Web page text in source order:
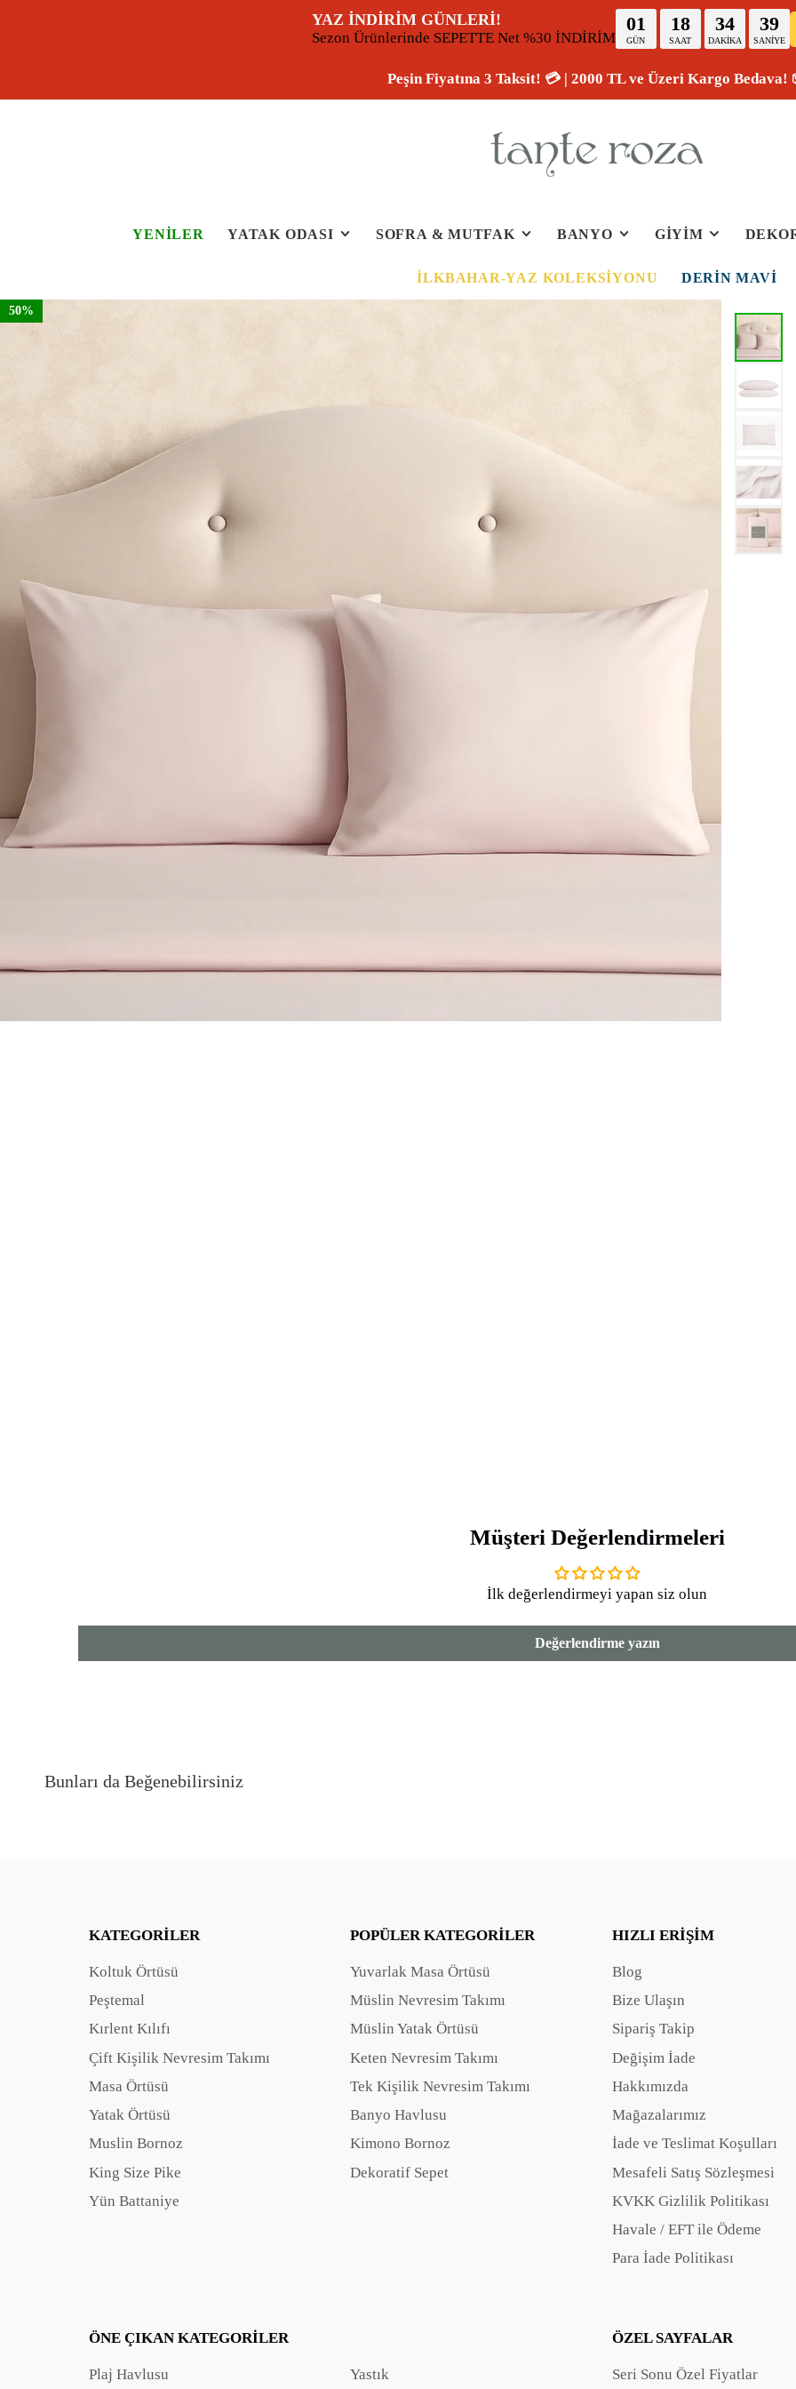
YAZ İNDİRİM GÜNLERİ!
Sezon Ürünlerinde SEPETTE Net %30 İNDİRİM
01
GÜN
18
SAAT
34
DAKİKA
38
SANİYE
Peşin Fiyatına 3 Taksit! 💳 | 2000 TL ve Üzeri Kargo Bedava!
YENİLER YATAK ODASI SOFRA & MUTFAK BANYO GİYİM
İLKBAHAR-YAZ KOLEKSIYONU DERIN MAVI
50% 50%
Müşteri Değerlendirmeleri
İlk değerlendirmeyi yapan siz olun
Değerlendirme yazın
Bunları da Beğenebilirsiniz
KATEGORILER
Koltuk Örtüsü
Peştemal
Kırlent Kılıfı
Çift Kişilik Nevresim Takımı
Masa Örtüsü
Yatak Örtüsü
Muslin Bornoz
King Size Pike
Yün Battaniye
POPÜLER KATEGORILER
Yuvarlak Masa Örtüsü
Müslin Nevresim Takımı
Müslin Yatak Örtüsü
Keten Nevresim Takımı
Tek Kişilik Nevresim Takımı
Banyo Havlusu
Kimono Bornoz
Dekoratif Sepet
HIZLI ERIŞIM
Blog
Bize Ulaşın
Sipariş Takip
Değişim İade
Hakkımızda
Mağazalarımız
İade ve Teslimat Koşulları
Mesafeli Satış Sözleşmesi
KVKK Gizlilik Politikası
Havale / EFT ile Ödeme
Para İade Politikası
ÖNE ÇIKAN KATEGORILER
Plaj Havlusu Yastık
ÖZEL SAYFALAR
Seri Sonu Özel Fiyatlar